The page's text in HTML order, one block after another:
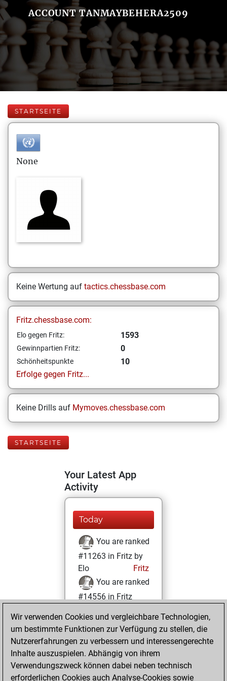
ACCOUNT TANMAYBEHERA2509
STARTSEITE
None
Keine Wertung auf tactics.chessbase.com
Fritz.chessbase.com:
Elo gegen Fritz: 1593
Gewinnpartien Fritz: 0
Schönheitspunkte
10
Erfolge gegen Fritz...
Keine Drills auf Mymoves.chessbase.com
STARTSEITE
Your Latest App
Activity
Today
You are ranked
#11263 in Fritz by
Elo
Fritz
You are ranked
#14556 in Fritz
Sonntag, August
15, 2021
You achieved a
BeautyScore of 10
Wir verwenden Cookies und vergleichbare Technologien,
um bestimmte Funktionen zur Verfügung zu stellen, die
Nutzererfahrungen zu verbessern und interessengerechte
Inhalte auszuspielen. Abhängig von ihrem
Verwendungszweck können dabei neben technisch
erforderlichen Cookies auch Analyse-Cookies sowie